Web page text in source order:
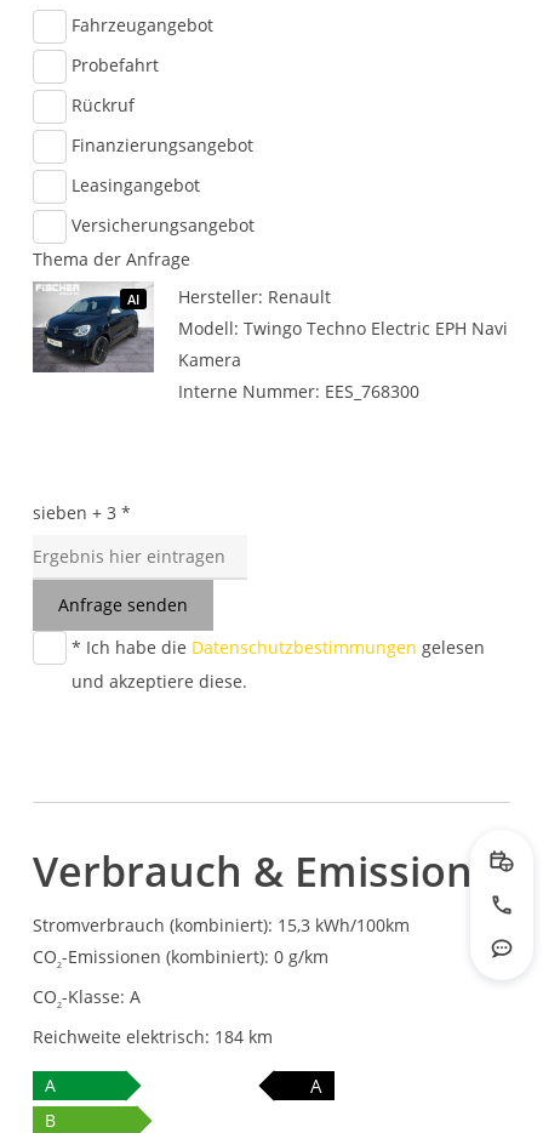
Fahrzeugangebot
Probefahrt
Rückruf
Finanzierungsangebot
Leasingangebot
Versicherungsangebot
Thema der Anfrage
AI
Hersteller: Renault
Modell: Twingo Techno Electric EPH Navi
Kamera
Interne Nummer: EES_768300
sieben + 3 *
Anfrage senden
* Ich habe die Datenschutzbestimmungen gelesen
und akzeptiere diese.
Verbrauch & Emission
Stromverbrauch (kombiniert): 15,3 kWh/100km
CO2-Emissionen (kombiniert): 0 g/km
CO2-Klasse: A
Reichweite elektrisch: 184 km
A A
B
Jetzt